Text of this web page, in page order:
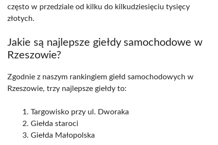
często w przedziale od kilku do kilkudziesięciu tysięcy
złotych.
Jakie są najlepsze giełdy samochodowe w
Rzeszowie?
Zgodnie z naszym rankingiem giełd samochodowych w
Rzeszowie, trzy najlepsze giełdy to:
Targowisko przy ul. Dworaka
Giełda staroci
Giełda Małopolska